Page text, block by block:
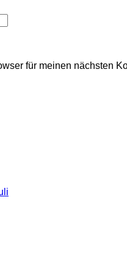
für meinen nächsten